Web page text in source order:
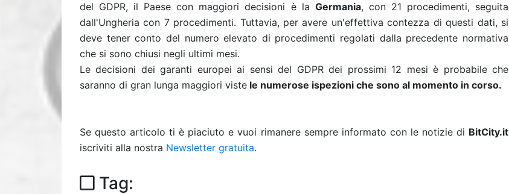
del GDPR, il Paese con maggiori decisioni è la Germania, con 21 procedimenti, seguita
dall'Ungheria con 7 procedimenti. Tuttavia, per avere un'effettiva contezza di questi dati, si
deve tener conto del numero elevato di procedimenti regolati dalla precedente normativa
che si sono chiusi negli ultimi mesi.
Le decisioni dei garanti europei ai sensi del GDPR dei prossimi 12 mesi è probabile che
saranno di gran lunga maggiori viste le numerose ispezioni che sono al momento in corso.
Se questo articolo ti è piaciuto e vuoi rimanere sempre informato con le notizie di BitCity.it
iscriviti alla nostra Newsletter gratuita.
Tag: